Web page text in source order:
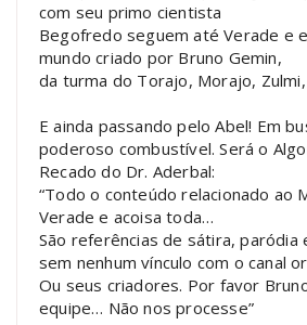
com seu primo cientista
Begofredo seguem até Verade e
mundo criado por Bruno Gemin,
da turma do Torajo, Morajo, Zulmi,
E ainda passando pelo Abel! Em
poderoso combustível. Será o
Recado do Dr. Aderbal:
“Todo o conteúdo relacionado ao
Verade e acoisa toda…
São referências de sátira, paródia
sem nenhum vínculo com o canal
Ou seus criadores. Por favor
equipe… Não nos processe”